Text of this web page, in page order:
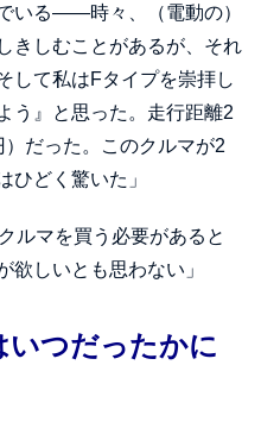
いる――時々、（電動の）
きしむことがあるが、それ
して私はFタイプを崇拝し
う』と思った。走行距離2
だった。このクルマが2
ひどく驚いた」
ルマを買う必要があると
欲しいとも思わない」
いつだったかに